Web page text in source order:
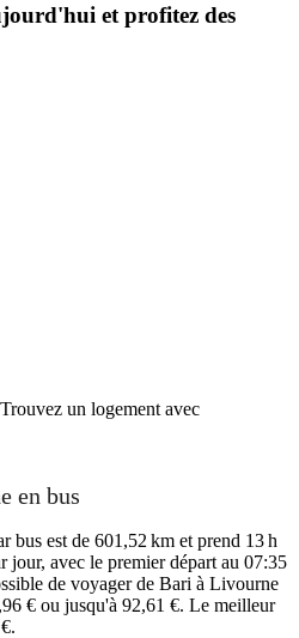
et profitez des
Trouvez un logement avec
en bus
bus est de 601,52 km et prend 13 h
jour, avec le premier départ au 07:35
de voyager de Bari à Livourne
€ ou jusqu'à 92,61 €. Le meilleur